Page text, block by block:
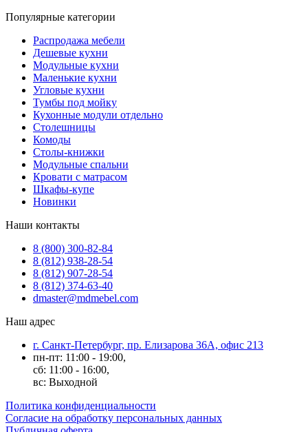
Популярные категории
Распродажа мебели
Дешевые кухни
Модульные кухни
Маленькие кухни
Угловые кухни
Тумбы под мойку
Кухонные модули отдельно
Столешницы
Комоды
Столы-книжки
Модульные спальни
Кровати с матрасом
Шкафы-купе
Новинки
Наши контакты
8 (800) 300-82-84
8 (812) 938-28-54
8 (812) 907-28-54
8 (812) 374-63-40
dmaster@mdmebel.com
Наш адрес
г. Санкт-Петербург, пр. Елизарова 36А, офис 213
пн-пт: 11:00 - 19:00,
сб: 11:00 - 16:00,
вс: Выходной
Политика конфиденциальности
Согласие на обработку персональных данных